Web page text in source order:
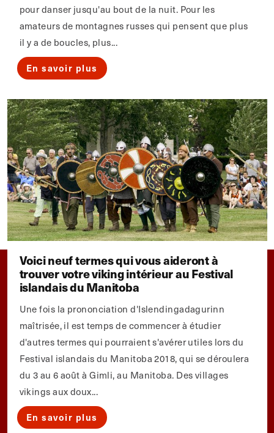
pour danser jusqu'au bout de la nuit. Pour les
amateurs de montagnes russes qui pensent que plus
il y a de boucles, plus...
En savoir plus
Voici neuf termes qui vous aideront à
trouver votre viking intérieur au Festival
islandais du Manitoba
Une fois la prononciation d'Islendingadagurinn
maîtrisée, il est temps de commencer à étudier
d'autres termes qui pourraient s'avérer utiles lors du
Festival islandais du Manitoba 2018, qui se déroulera
du 3 au 6 août à Gimli, au Manitoba. Des villages
vikings aux doux...
En savoir plus